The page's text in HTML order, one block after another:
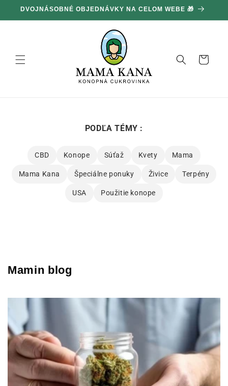
a prejsť
na obsah
100 G ZADARMO ZA KAŽDÝCH 100 € NÁKUPU 🔥
Košík
PODĽA TÉMY :
CBD Konope Súťaž Kvety Mama
Mama Kana Špeciálne ponuky Živice Terpény
USA Použitie konope
Mamin blog